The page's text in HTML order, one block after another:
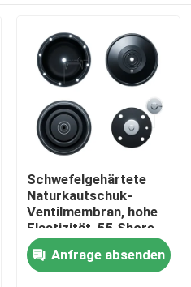
Schwefelgehärtete
Naturkautschuk-
Ventilmembran, hohe
Elastizität, 55 Shore
A, pneumatischer
Antrieb OEM
Anfrage absenden